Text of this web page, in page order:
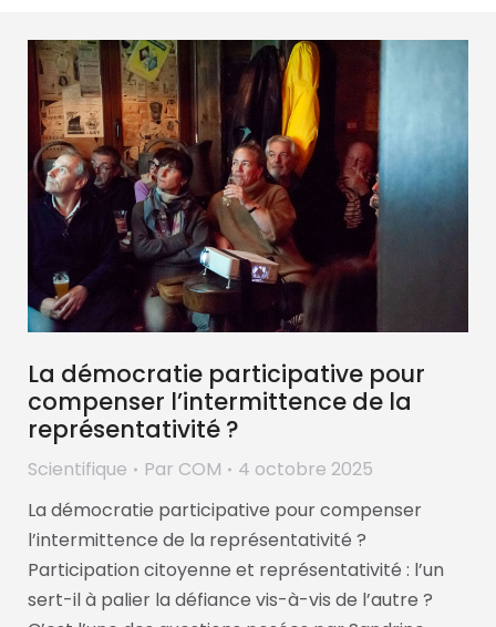
La démocratie participative pour
compenser l’intermittence de la
représentativité ?
Scientifique Par COM
4 octobre 2025
La démocratie participative pour compenser
l’intermittence de la représentativité ?
Participation citoyenne et représentativité : l’un
sert-il à palier la défiance vis-à-vis de l’autre ?